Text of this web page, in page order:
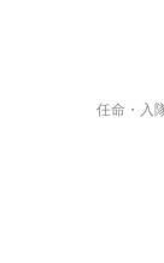
任命・入